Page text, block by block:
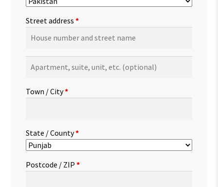
Street address *
suite,
etc.(optional)
Town / City*
State / County*
Postcode / ZIP *